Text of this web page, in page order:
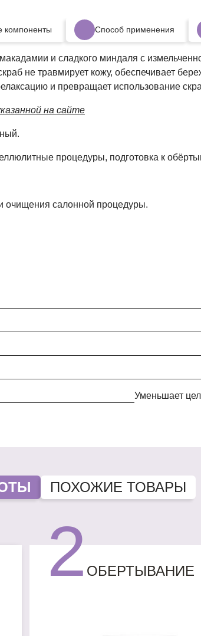
компоненты Способ применения
и сладкого миндаля с
не травмирует кожу, обеспечивает
и превращает использование
на сайте
процедуры, подготовка к
очищения салонной процедуры.
Уменьшает
ПОХОЖИЕ ТОВАРЫ
2ОБЕРТЫВАНИЕ